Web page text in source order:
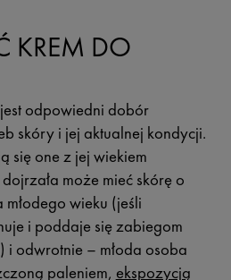
KREM DO
odpowiedni dobór
skóry i jej aktualnej kondycji.
się one z jej wiekiem
może mieć skórę o
wieku (jeśli
i poddaje się zabiegom
odwrotnie – młoda osoba
paleniem, ekspozycją